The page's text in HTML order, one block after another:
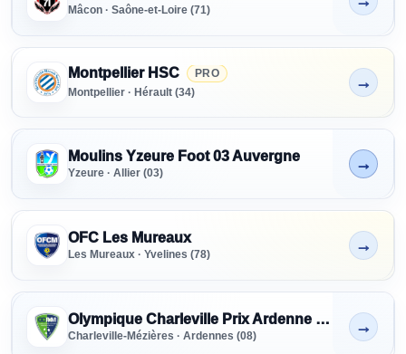
Mâcon · Saône-et-Loire (71)
Montpellier HSC
PRO
Montpellier · Hérault (34)
Non indiqué
→
Moulins Yzeure Foot 03 Auvergne
Yzeure · Allier (03)
En cours
→
OFC Les Mureaux
Les Mureaux · Yvelines (78)
Non indiqué
→
Olympique Charleville Prix Ardenne Métropole
Charleville-Mézières · Ardennes (08)
Non indiqué
→